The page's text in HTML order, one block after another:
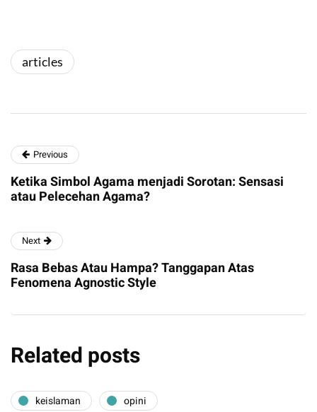
articles
Previous
Ketika Simbol Agama menjadi Sorotan: Sensasi
atau Pelecehan Agama?
Next
Rasa Bebas Atau Hampa? Tanggapan Atas
Fenomena Agnostic Style
Related posts
keislaman opini